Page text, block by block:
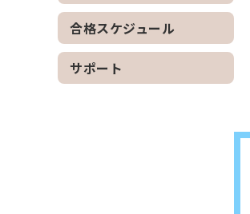
合格スケジュール
サポート